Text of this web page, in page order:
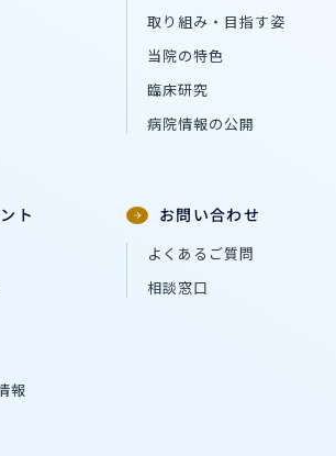
取り組み・目指す姿
当院の特色
臨床研究
病院情報の公開
ト
報
お問い合わせ
よくあるご質問
相談窓口